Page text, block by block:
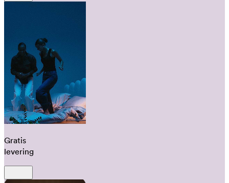
Gratis
levering